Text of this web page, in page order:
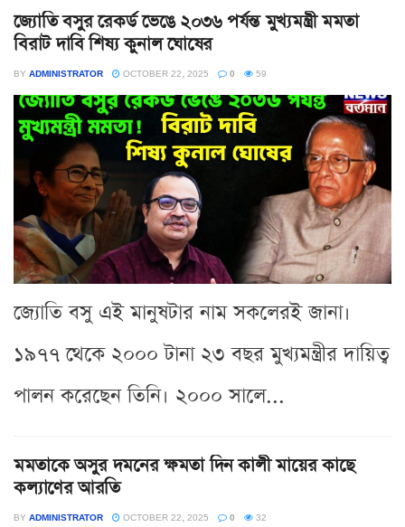
জ্যোতি বসুর রেকর্ড ভেঙে ২০৩৬ পর্যন্ত মুখ্যমন্ত্রী মমতা
বিরাট দাবি শিষ্য কুনাল ঘোষের
BY ADMINISTRATOR OCTOBER 22, 2025 0 59
জ্যোতি বসু এই মানুষটার নাম সকলেরই জানা।
১৯৭৭ থেকে ২০০০ টানা ২৩ বছর মুখ্যমন্ত্রীর দায়িত্ব
পালন করেছেন তিনি। ২০০০ সালে...
মমতাকে অসুর দমনের ক্ষমতা দিন কালী মায়ের কাছে
কল্যাণের আরতি
BY ADMINISTRATOR OCTOBER 22, 2025 0 32